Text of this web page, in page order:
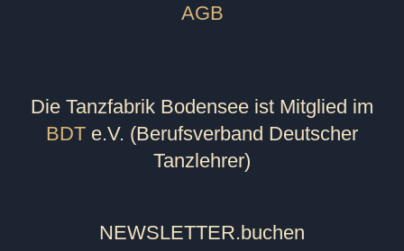
AGB
Die Tanzfabrik Bodensee ist Mitglied im
BDT e.V. (Berufsverband Deutscher
Tanzlehrer)
NEWSLETTER.buchen